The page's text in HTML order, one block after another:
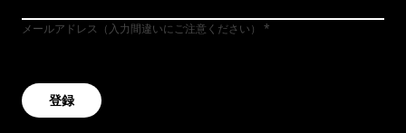
メールアドレス（入力間違いにご注意ください）
登録